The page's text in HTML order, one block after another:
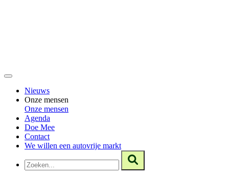
Nieuws
Onze mensen
Onze mensen
Agenda
Doe Mee
Contact
We willen een autovrije markt